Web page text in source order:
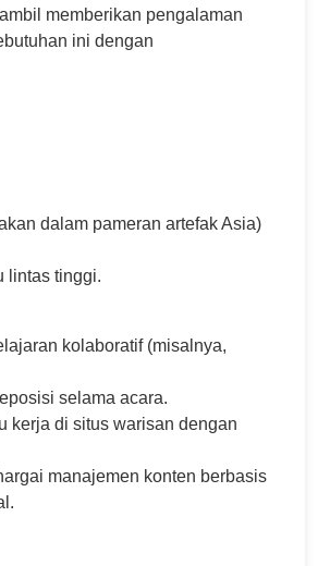
memberikan pengalaman
ini dengan
dalam pameran artefak Asia)
lintas tinggi.
kolaboratif (misalnya,
selama acara.
kerja di situs warisan dengan
manajemen konten berbasis